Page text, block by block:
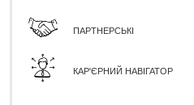
ПАРТНЕРСЬКІ
КАР'ЄРНИЙ НАВІГАТОР